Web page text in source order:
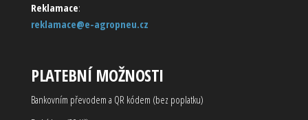
Reklamace:
reklamace@e-agropneu.cz
PLATEBNÍ MOŽNOSTI
Bankovním převodem a QR kódem (bez poplatku)